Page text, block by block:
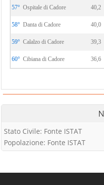
57° Ospitale di Cadore 40,2
58° Danta di Cadore 40,0
59° Calalzo di Cadore 39,3
60° Cibiana di Cadore 36,6
Stato Civile: Fonte ISTAT
Popolazione: Fonte ISTAT